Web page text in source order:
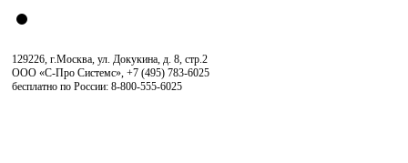
129226, г.Москва, ул. Докукина, д. 8, стр.2
ООО «С-Про Системс», +7 (495) 783-6025
бесплатно по России: 8-800-555-6025